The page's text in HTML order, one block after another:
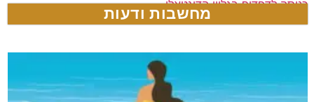
כניסה לדפדוף בגליון הדיגטאלי
מחשבות ודעות